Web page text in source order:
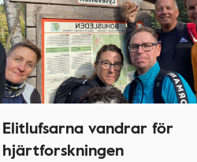
Elitlufsarna vandrar för
hjärtforskningen